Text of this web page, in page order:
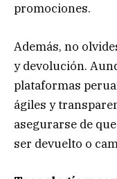
promociones.
Además, no
y devolución.
plataformas
ágiles y
asegurarse de
ser devuelto o